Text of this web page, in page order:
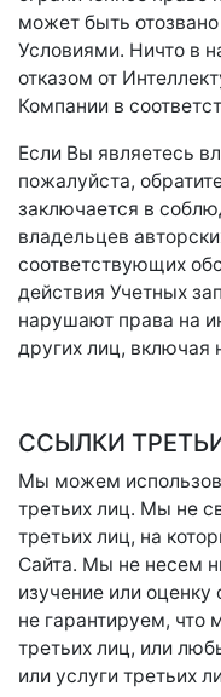
может быть
Условиями. Ничто в
отказом от
Компании в
Если Вы являетесь
пожалуйста,
заключается в
владельцев
соответствующих
действия Учетных
нарушают права на
других лиц, включая
ССЫЛКИ
Мы можем
третьих лиц. Мы не
третьих лиц, на
Сайта. Мы не несем
изучение или
не гарантируем, что
третьих лиц, или
или услуги третьих